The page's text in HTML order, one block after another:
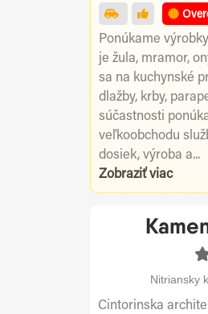
Ponúkame
je žula, mramor,
sa na kuchynské
dlažby, krby,
súčastnosti
veľkoobchodu
dosiek, výroba a...
Zobraziť viac
Nitriansky
Cintorinska